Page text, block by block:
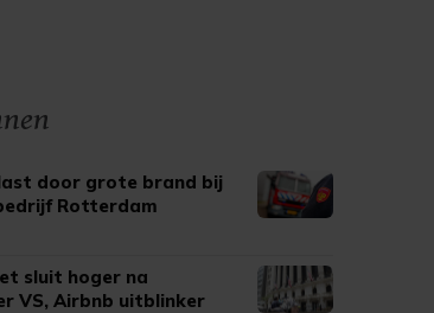
door grote brand bij
Rotterdam
sluit hoger na
VS, Airbnb uitblinker